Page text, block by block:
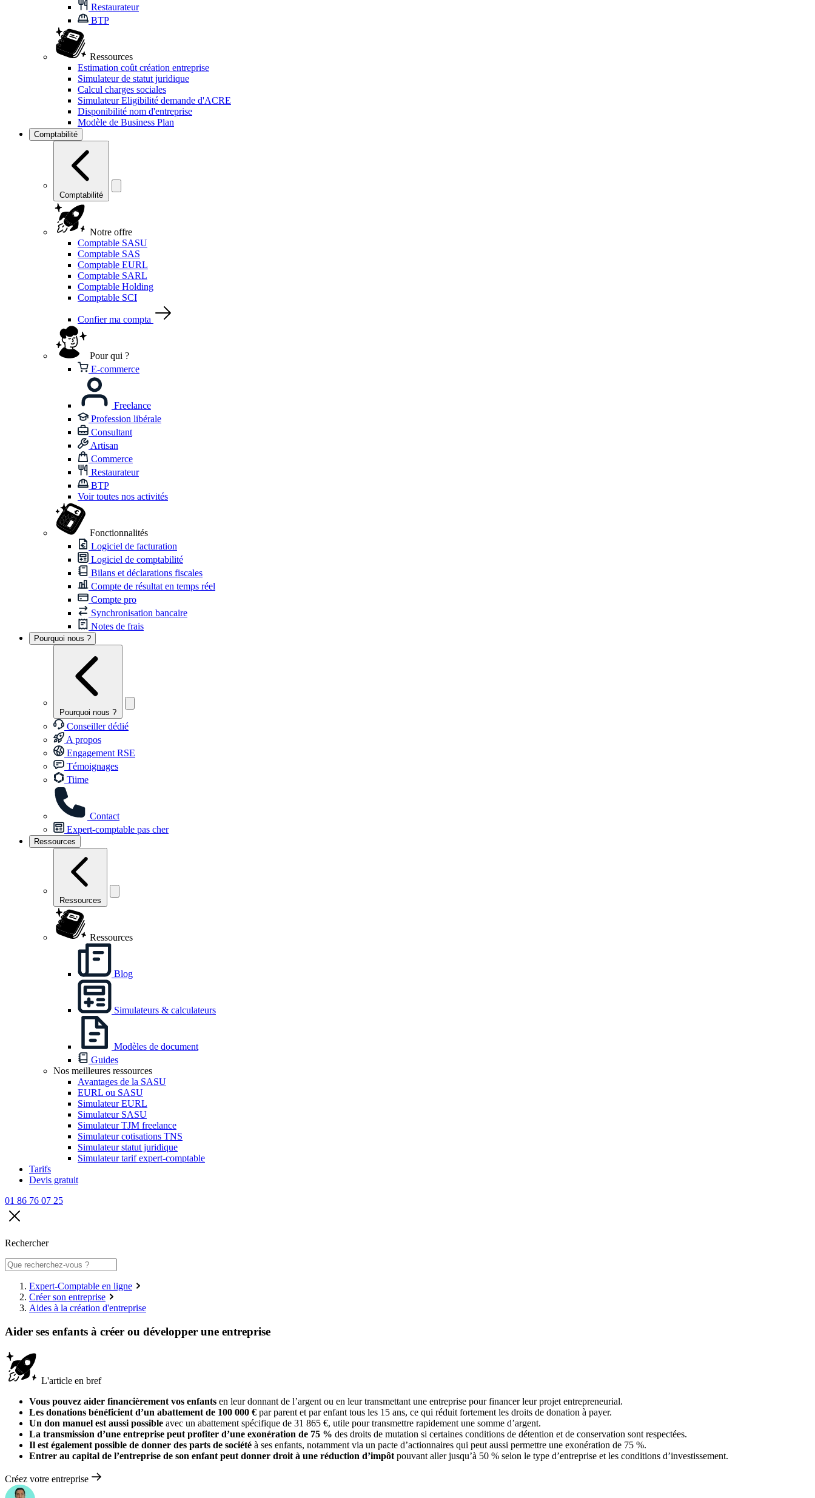
Restaurateur
BTP
Ressources
Estimation coût création entreprise
Simulateur de statut juridique
Calcul charges sociales
Simulateur Eligibilité demande d'ACRE
Disponibilité nom d'entreprise
Modèle de Business Plan
Comptabilité
Comptabilité
Notre offre
Comptable SASU
Comptable SAS
Comptable EURL
Comptable SARL
Comptable Holding
Comptable SCI
Confier ma compta
Pour qui ?
E-commerce
Freelance
Profession libérale
Consultant
Artisan
Commerce
Restaurateur
BTP
Voir toutes nos activités
Fonctionnalités
Logiciel de facturation
Logiciel de comptabilité
Bilans et déclarations fiscales
Compte de résultat en temps réel
Compte pro
Synchronisation bancaire
Notes de frais
Pourquoi nous ?
Pourquoi nous ?
Conseiller dédié
A propos
Engagement RSE
Témoignages
Tiime
Contact
Expert-comptable pas cher
Ressources
Ressources
Ressources
Blog
Simulateurs & calculateurs
Modèles de document
Guides
Nos meilleures ressources
Avantages de la SASU
EURL ou SASU
Simulateur EURL
Simulateur SASU
Simulateur TJM freelance
Simulateur cotisations TNS
Simulateur statut juridique
Simulateur tarif expert-comptable
Tarifs
Devis gratuit
01 86 76 07 25
Rechercher
Expert-Comptable en ligne
Créer son entreprise
Aides à la création d'entreprise
Aider ses enfants à créer ou développer une entreprise
L'article en bref
Vous pouvez aider financièrement vos enfants en leur donnant de l’argent ou en leur transmettant une entreprise pour financer leur projet entrepreneurial.
Les donations bénéficient d’un abattement de 100 000 € par parent et par enfant tous les 15 ans, ce qui réduit fortement les droits de donation à payer.
Un don manuel est aussi possible avec un abattement spécifique de 31 865 €, utile pour transmettre rapidement une somme d’argent.
La transmission d’une entreprise peut profiter d’une exonération de 75 % des droits de mutation si certaines conditions de détention et de conservation sont respectées.
Il est également possible de donner des parts de société à ses enfants, notamment via un pacte d’actionnaires qui peut aussi permettre une exonération de 75 %.
Entrer au capital de l’entreprise de son enfant peut donner droit à une réduction d’impôt pouvant aller jusqu’à 50 % selon le type d’entreprise et les conditions d’investissement.
Créez votre entreprise